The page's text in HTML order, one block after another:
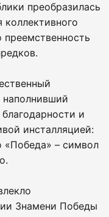
преобразилась
наполнивший
и
инсталляцией:
«Победа» – символ
Знамени Победы